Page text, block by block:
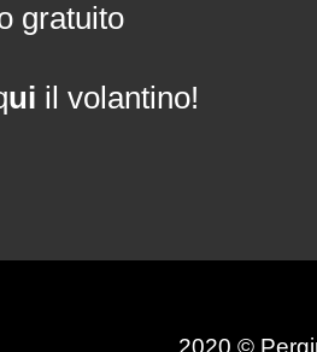
gratuito
ui il volantino!